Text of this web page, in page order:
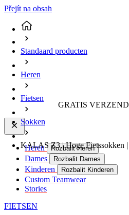
Přejít na obsah
GRATIS
Heren Rozbalit Heren
Dames Rozbalit Dames
Kinderen Rozbalit Kinderen
Custom Teamwear
Stories
FIETSEN
Standaard producten
Heren
Fietsen
Sokken
KALAS Z3 | Hoge Fietssokken |